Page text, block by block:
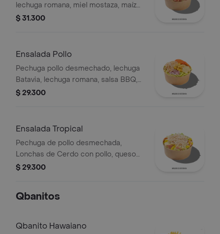
lechuga romana, miel mostaza, maíz
tierno, tomate chonto, croutones y
$ 31.300
Ensalada Pollo
Pechuga pollo desmechado, lechuga
Batavia, lechuga romana, salsa BBQ,
tomate chonto, queso mozzarella,
$ 29.300
Ensalada Tropical
Pechuga de pollo desmechada,
Lonchas de Cerdo con pollo, queso
amarillo, piña calada, lechuga batavia y
$ 29.300
Qbanitos
Qbanito Hawaiano